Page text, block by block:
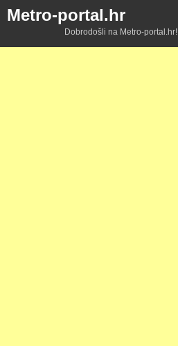
Metro-portal.hr
Dobrodošli na Metro-portal.hr!